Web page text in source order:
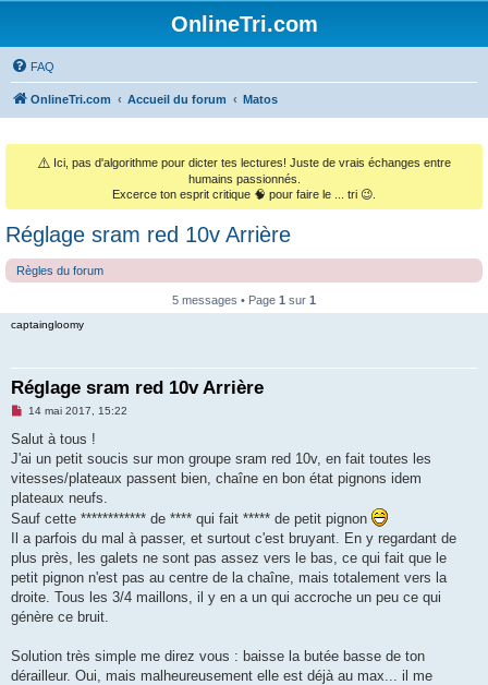
OnlineTri.com
FAQ
OnlineTri.com Accueil du forum Matos
⚠️ Ici, pas d'algorithme pour dicter tes lectures! Juste de vrais échanges entre
humains passionnés.
Excerce ton esprit critique 🧠 pour faire le ... tri 😉.
Réglage sram red 10v Arrière
Règles du forum
5 messages • Page 1 sur 1
captaingloomy
Réglage sram red 10v Arrière
M
s
a
g
n
o
n
l
u
14 mai 2017, 15:22
Salut à tous !
J'ai un petit soucis sur mon groupe sram red 10v, en fait toutes les
vitesses/plateaux passent bien, chaîne en bon état pignons idem
plateaux neufs.
Sauf cette ************ de **** qui fait ***** de petit pignon
Il a parfois du mal à passer, et surtout c'est bruyant. En y regardant de
plus près, les galets ne sont pas assez vers le bas, ce qui fait que le
petit pignon n'est pas au centre de la chaîne, mais totalement vers la
droite. Tous les 3/4 maillons, il y en a un qui accroche un peu ce qui
génère ce bruit.
Solution très simple me direz vous : baisse la butée basse de ton
dérailleur. Oui, mais malheureusement elle est déjà au max... il me